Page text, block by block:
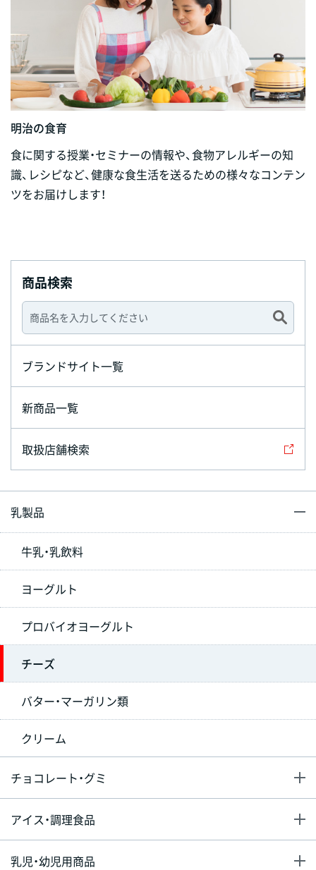
明治の食育
食に関する授業・セミナーの情報や、食物アレルギーの知
識、レシピなど、健康な食生活を送るための様々なコンテン
ツをお届けします！
商品検索
ブランドサイト一覧
新商品一覧
取扱店舗検索
乳製品
牛乳・乳飲料
ヨーグルト
プロバイオヨーグルト
チーズ
バター・マーガリン類
クリーム
チョコレート・グミ
アイス・調理食品
乳児・幼児用商品